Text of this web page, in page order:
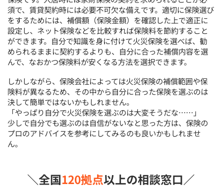
須で、賃貸契約時には必要不可欠な備えです。適切に保険選び
をするためには、補償額（保険金額）を確認した上で適正に
設定し、ネット保険などを比較すれば保険料を節約すること
ができます。自分で知識を身に付けて火災保険を選べば、勧
められるままに契約するよりも、自分に合った補償内容を選
んで、なおかつ保険料が安くなる方法を選択できます。
しかしながら、保険会社によっては火災保険の補償範囲や保
険料が異なるため、その中から自分に合った保険を選ぶのは
決して簡単ではないかもしれません。
「やっぱり自分で火災保険を選ぶのは大変そうだな……」
少しで自分でも選ぶのは自信がないなと思った方は、保険の
プロのアドバイスを参考にしてみるのも良いかもしれませ
ん。
＼全国120拠点以上の相談窓口／